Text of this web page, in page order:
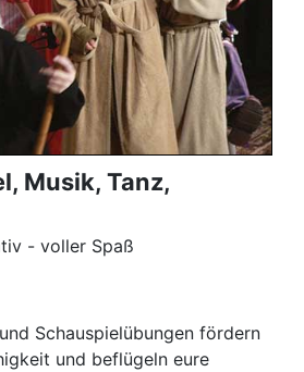
Musik, Tanz,
- voller Spaß
Schauspielübungen fördern
und beflügeln eure